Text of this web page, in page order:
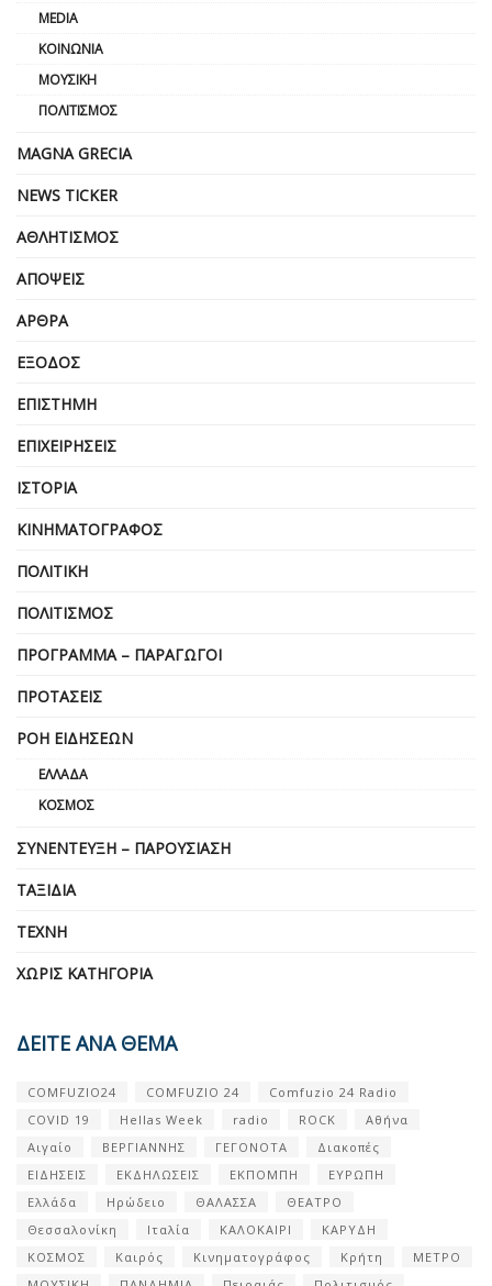
MEDIA
ΚΟΙΝΩΝΊΑ
ΜΟΥΣΙΚΉ
ΠΟΛΙΤΙΣΜΌΣ
MAGNA GRECIA
NEWS TICKER
ΑΘΛΗΤΙΣΜΌΣ
ΑΠΌΨΕΙΣ
ΆΡΘΡΑ
ΈΞΟΔΟΣ
ΕΠΙΣΤΉΜΗ
ΕΠΙΧΕΙΡΗΣΕΙΣ
ΙΣΤΟΡΊΑ
ΚΙΝΗΜΑΤΟΓΡΆΦΟΣ
ΠΟΛΙΤΙΚΉ
ΠΟΛΙΤΙΣΜΌΣ
ΠΡΌΓΡΑΜΜΑ – ΠΑΡΑΓΩΓΟΊ
ΠΡΟΤΆΣΕΙΣ
ΡΟΉ ΕΙΔΉΣΕΩΝ
ΕΛΛΆΔΑ
ΚΌΣΜΟΣ
ΣΥΝΈΝΤΕΥΞΗ – ΠΑΡΟΥΣΊΑΣΗ
ΤΑΞΊΔΙΑ
ΤΈΧΝΗ
ΧΩΡΊΣ ΚΑΤΗΓΟΡΊΑ
ΔΕΙΤΕ ΑΝΑ ΘΕΜΑ
COMFUZIO24 COMFUZIO 24
Comfuzio 24 Radio
COVID 19
Hellas Week radio ROCK
Αθήνα
Αιγαίο
ΒΕΡΓΙΑΝΝΗΣ ΓΕΓΟΝΟΤΑ
Διακοπές
ΕΙΔΗΣΕΙΣ
ΕΚΔΗΛΩΣΕΙΣ ΕΚΠΟΜΠΗ
ΕΥΡΩΠΗ
Ελλάδα
Ηρώδειο ΘΑΛΑΣΣΑ
ΘΕΑΤΡΟ
Θεσσαλονίκη
Ιταλία ΚΑΛΟΚΑΙΡΙ
ΚΑΡΥΔΗ
ΚΟΣΜΟΣ
Καιρός Κινηματογράφος Κρήτη
ΜΕΤΡΟ